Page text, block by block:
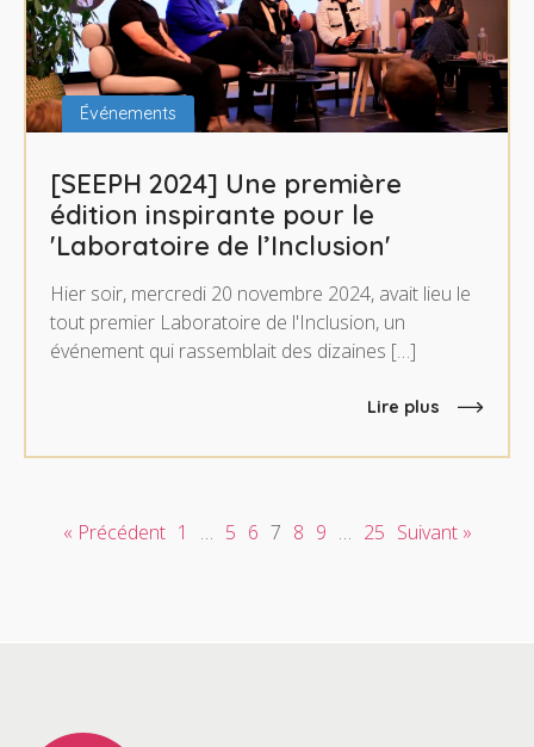
Événements
[SEEPH 2024] Une première
édition inspirante pour le
'Laboratoire de l’Inclusion'
Hier soir, mercredi 20 novembre 2024, avait lieu le
tout premier Laboratoire de l'Inclusion, un
événement qui rassemblait des dizaines […]
Lire plus
« Précédent 1 … 5 6 7 8 9 … 25 Suivant »